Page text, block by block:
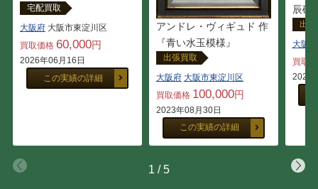
宅配買取
大阪府大阪市東淀川区
買取価格 60,000円
2026年06月16日
この実績の詳細
アンドレ・ヴィギュド 作
『青い水玉模様』
出張買取
大阪府 大阪市東淀川区
買取価格 100,000円
2023年08月30日
この実績の詳細
辰砂
出
大阪府
買取
2023
1 /5